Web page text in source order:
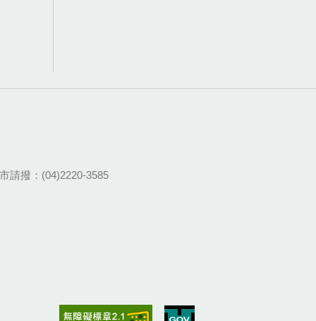
請撥：(04)2220-3585